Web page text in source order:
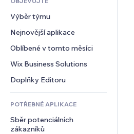
Hodiny
Šablony stránek
Efekty pro obrázky
Tlačítka a nabídky
Bannery a odznaky
Kalkulačky
Vyhledávání
Počasí
Tabulky a grafy
Ankety
Chat
Komentáře
Telefon
Komunita
Reference a recenze
CRM
Výběr týmu
Nejnovější aplikace
Oblíbené v tomto měsíci
Wix Business Solutions
Doplňky Editoru
POTŘEBNÉ APLIKACE
Sběr potenciálních
zákazníků